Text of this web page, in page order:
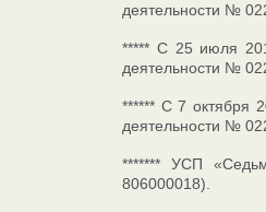
деятельности №
***** С 25 июля
деятельности №
****** C 7 октября
деятельности №
******* УСП
806000018).